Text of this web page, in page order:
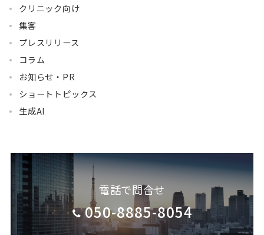
クリニック向け
集客
プレスリリース
コラム
お知らせ・PR
ショートトピックス
生成AI
電話で問合せ
050-8885-8054